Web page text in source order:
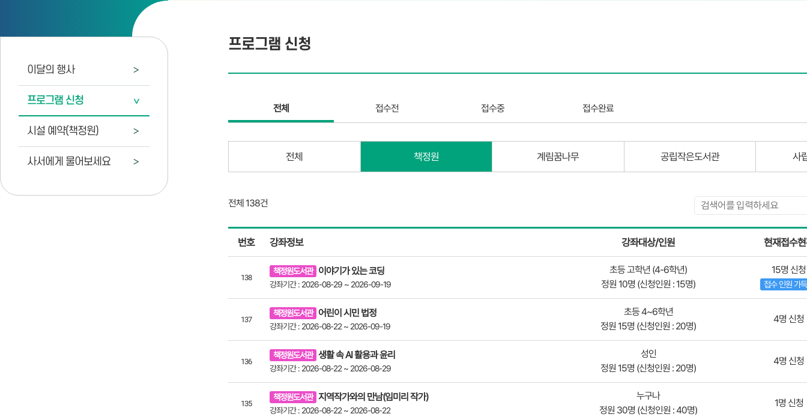
이달의 행사
프로그램 신청
시설 예약(책정원)
사서에게 물어보세요
프로그램 신청
전체 접수전 접수중 접수완료
전체 책정원 계림꿈나무 공립작은도서관 사
전체 138건
번호 강좌정보 강좌대상/인원 현재접수
138
책정원도서관 이야기가 있는 코딩
강좌기간 : 2026-08-29 ~ 2026-09-19
초등 고학년 (4-6학년)
정원 10명 (신청인원 : 15명)
15명 신청
접수 인원 가
137
책정원도서관 어린이 시민 법정
강좌기간 : 2026-08-22 ~ 2026-09-19
초등 4~6학년
정원 15명 (신청인원 : 20명)
4명 신청
136
책정원도서관 생활 속 AI 활용과 윤리
강좌기간 : 2026-08-22 ~ 2026-08-29
성인
정원 15명 (신청인원 : 20명)
4명 신청
135
책정원도서관 지역작가와의 만남(임미리 작가)
강좌기간 : 2026-08-22 ~ 2026-08-22
누구나
정원 30명 (신청인원 : 40명)
1명 신청